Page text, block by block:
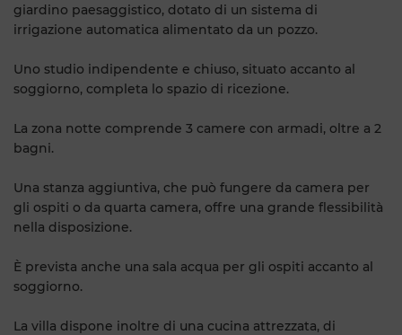
giardino paesaggistico, dotato di un sistema di
irrigazione automatica alimentato da un pozzo.
Uno studio indipendente e chiuso, situato accanto al
soggiorno, completa lo spazio di ricezione.
La zona notte comprende 3 camere con armadi, oltre a 2
bagni.
Una stanza aggiuntiva, che può fungere da camera per
gli ospiti o da quarta camera, offre una grande flessibilità
nella disposizione.
È prevista anche una sala acqua per gli ospiti accanto al
soggiorno.
La villa dispone inoltre di una cucina attrezzata, di